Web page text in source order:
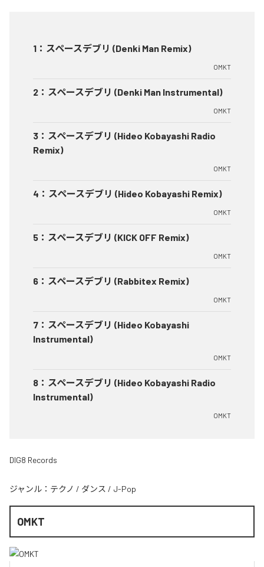
1 ： スペースデブリ (Denki Man Remix)
OMKT
2 ： スペースデブリ (Denki Man Instrumental)
OMKT
3 ： スペースデブリ (Hideo Kobayashi Radio
Remix)
OMKT
4 ： スペースデブリ (Hideo Kobayashi Remix)
OMKT
5 ： スペースデブリ (KICK OFF Remix)
OMKT
6 ： スペースデブリ (Rabbitex Remix)
OMKT
7 ： スペースデブリ (Hideo Kobayashi
Instrumental)
OMKT
8 ： スペースデブリ (Hideo Kobayashi Radio
Instrumental)
OMKT
DIG8 Records
ジャンル： テクノ / ダンス / J-Pop
OMKT